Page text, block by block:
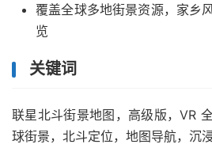
覆盖全球多地街景资源，家乡
览
关键词
联星北斗街景地图，高级版，VR
球街景，北斗定位，地图导航，沉